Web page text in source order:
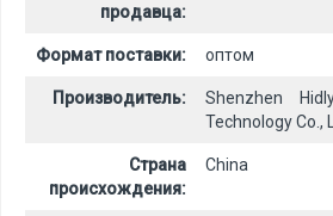
продавца:
Формат поставки: оптом
Производитель:
Shenzhen
Technology Co.,
Страна
происхождения:
China